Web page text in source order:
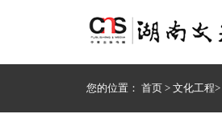
您的位置： 首页 > 文化工程>